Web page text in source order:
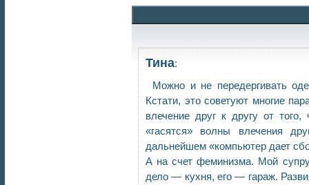
Тина:
Можно и не передергивать
Кстати, это советуют многие
влечение друг к другу от
«гасятся» волны влечения
дальнейшем «компьютер дает
А на счет феминизма. Мой
дело — кухня, его — гараж.